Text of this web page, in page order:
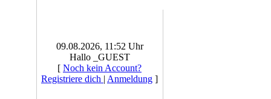
09.08.2026, 11:52 Uhr
Hallo _GUEST
[ Noch kein Account?
Registriere dich | Anmeldung ]